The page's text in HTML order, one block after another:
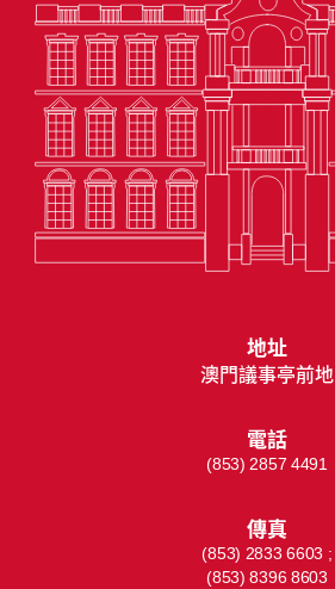
地址
澳門議事亭前地
電話
(853) 2857 4491
傳真
(853) 2833 6603 ;
(853) 8396 8603